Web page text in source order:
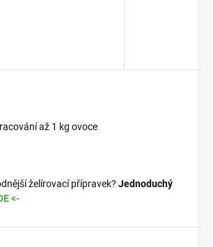
až 1 kg ovoce
želírovací přípravek? Jednoduchý
<-